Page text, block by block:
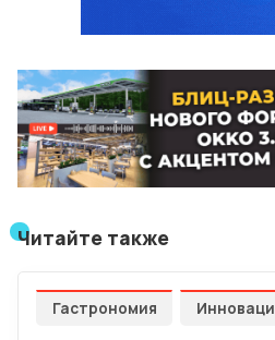
Читайте также
Гастрономия